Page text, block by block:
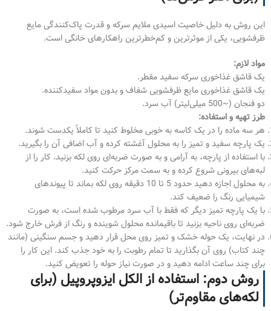
این روش به دلیل خاصیت اسیدی ملایم سرکه و قدرت پاک‌کنندگی مایع
ظرفشویی، یکی از موثرترین و کم‌خطرترین راهکارهای خانگی است.
مواد لازم:
یک قاشق غذاخوری سرکه سفید مقطر.
یک قاشق غذاخوری مایع ظرفشویی شفاف و بدون مواد سفیدکننده.
دو فنجان (~500 میلی‌لیتر) آب سرد.
طرز تهیه و استفاده:
هر سه ماده را در یک کاسه به خوبی مخلوط کنید تا کاملاً یکدست شوند.
یک پارچه سفید و تمیز را به محلول آغشته کرده و آب اضافی آن را بگیرید.
با استفاده از پارچه، به آرامی و به صورت ضربه‌ای روی لکه بزنید. کار را از
لبه‌های بیرونی شروع کرده و به سمت مرکز حرکت کنید.
به محلول اجازه دهید حدود 5 تا 10 دقیقه روی لکه بماند تا پیوندهای
شیمیایی رنگ را ضعیف کند.
با یک پارچه تمیز دیگر که فقط با آب سرد مرطوب شده است، به صورت
ضربه‌ای روی ناحیه بزنید تا باقیمانده محلول شوینده و رنگ از فرش خارج شود.
در نهایت، یک حوله خشک و تمیز روی محل قرار دهید و جسم سنگینی (مانند
چند کتاب) روی آن بگذارید تا تمام رطوبت را به خود جذب کند. این کار را
برای چند ساعت ادامه دهید و در صورت نیاز حوله را تعویض کنید.
روش دوم: استفاده از الکل ایزوپروپیل (برای
لکه‌های مقاوم‌تر)